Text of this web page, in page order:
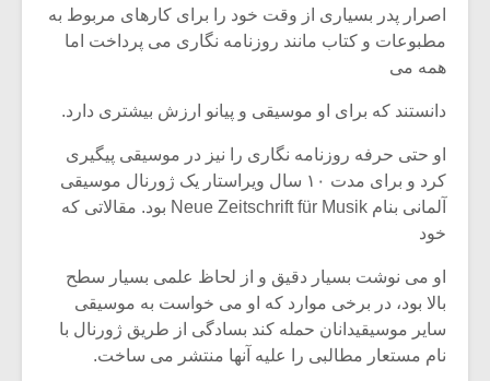
اصرار پدر بسیاری از وقت خود را برای کارهای مربوط به
مطبوعات و کتاب مانند روزنامه نگاری می پرداخت اما
همه می
دانستند که برای او موسیقی و پیانو ارزش بیشتری دارد.
او حتی حرفه روزنامه نگاری را نیز در موسیقی پیگیری
کرد و برای مدت ۱۰ سال ویراستار یک ژورنال موسیقی
آلمانی بنام Neue Zeitschrift für Musik بود. مقالاتی که
خود
او می نوشت بسیار دقیق و از لحاظ علمی بسیار سطح
بالا بود، در برخی موارد که او می خواست به موسیقی
سایر موسیقیدانان حمله کند بسادگی از طریق ژورنال با
نام مستعار مطالبی را علیه آنها منتشر می ساخت.
میکلوش روژا
یادداشتی بر موسیقی
متن فیلم «متری
شیش و نیم»
دوره
موسیقی